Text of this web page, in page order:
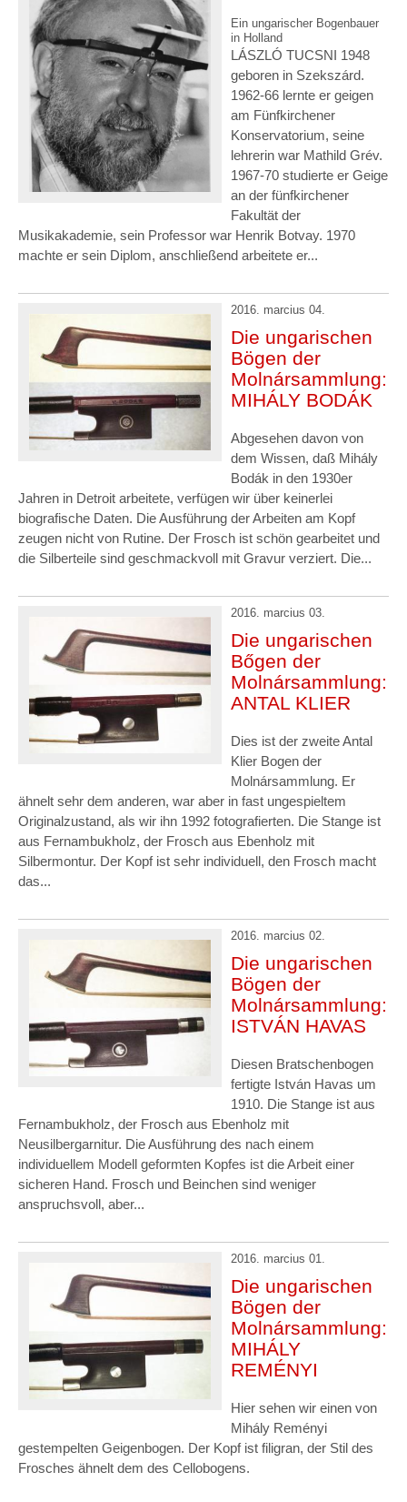
Ein ungarischer Bogenbauer
in Holland
LÁSZLÓ TUCSNI 1948
geboren in Szekszárd.
1962-66 lernte er geigen
am Fünfkirchener
Konservatorium, seine
lehrerin war Mathild Grév.
1967-70 studierte er Geige
an der fünfkirchener
Fakultät der
Musikakademie, sein Professor war Henrik Botvay. 1970
machte er sein Diplom, anschließend arbeitete er...
2016. marcius 04.
Die ungarischen
Bögen der
Molnársammlung:
MIHÁLY BODÁK
Abgesehen davon von
dem Wissen, daß Mihály
Bodák in den 1930er
Jahren in Detroit arbeitete, verfügen wir über keinerlei
biografische Daten. Die Ausführung der Arbeiten am Kopf
zeugen nicht von Rutine. Der Frosch ist schön gearbeitet und
die Silberteile sind geschmackvoll mit Gravur verziert. Die...
2016. marcius 03.
Die ungarischen
Bőgen der
Molnársammlung:
ANTAL KLIER
Dies ist der zweite Antal
Klier Bogen der
Molnársammlung. Er
ähnelt sehr dem anderen, war aber in fast ungespieltem
Originalzustand, als wir ihn 1992 fotografierten. Die Stange ist
aus Fernambukholz, der Frosch aus Ebenholz mit
Silbermontur. Der Kopf ist sehr individuell, den Frosch macht
das...
2016. marcius 02.
Die ungarischen
Bögen der
Molnársammlung:
ISTVÁN HAVAS
Diesen Bratschenbogen
fertigte István Havas um
1910. Die Stange ist aus
Fernambukholz, der Frosch aus Ebenholz mit
Neusilbergarnitur. Die Ausführung des nach einem
individuellem Modell geformten Kopfes ist die Arbeit einer
sicheren Hand. Frosch und Beinchen sind weniger
anspruchsvoll, aber...
2016. marcius 01.
Die ungarischen
Bögen der
Molnársammlung:
MIHÁLY
REMÉNYI
Hier sehen wir einen von
Mihály Reményi
gestempelten Geigenbogen. Der Kopf ist filigran, der Stil des
Frosches ähnelt dem des Cellobogens.